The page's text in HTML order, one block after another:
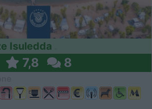
Isuledda
7,8 8